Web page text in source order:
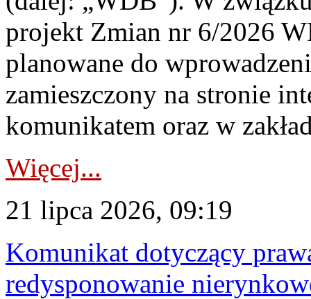
projekt Zmian nr 6/2026
planowane do
zamieszczony na stronie
komunikatem oraz w
Więcej...
21 lipca 2026, 09:19
Komunikat dotyczący
redysponowanie